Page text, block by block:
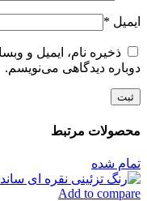
ایمیل *
ذخیره نام، ایمیل و
دوباره دیدگاهی می‌نویسم.
محصولات مرتبط
تمام شده
Add to compare